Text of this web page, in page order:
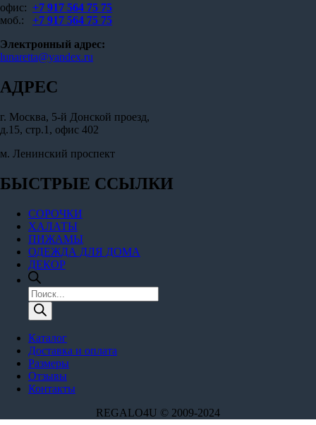
офис: +7 917 564 75 75
моб.: +7 917 564 75 75
Электронный адрес:
lunaretta@yandex.ru
АДРЕС
г. Москва, 5-й Донской проезд,
д.15, стр.1, офис 402
м. Ленинский проспект
БЫСТРЫЕ ССЫЛКИ
СОРОЧКИ
ХАЛАТЫ
ПИЖАМЫ
ОДЕЖДА ДЛЯ ДОМА
ДЕКОР
Поиск
товаров
Каталог
Доставка и оплата
Размеры
Отзывы
Контакты
REGALO4U © 2009-2024